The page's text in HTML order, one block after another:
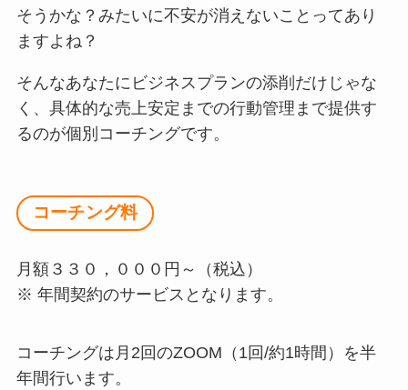
そうかな？みたいに不安が消えないことってあり
ますよね？
そんなあなたにビジネスプランの添削だけじゃな
く、具体的な売上安定までの行動管理まで提供す
るのが個別コーチングです。
コーチング料
月額３３０，０００円～（税込）
※ 年間契約のサービスとなります。
コーチングは月2回のZOOM（1回/約1時間）を半
年間行います。